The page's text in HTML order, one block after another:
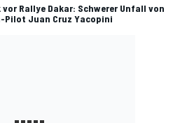
vor Rallye Dakar: Schwerer Unfall von
Pilot Juan Cruz Yacopini